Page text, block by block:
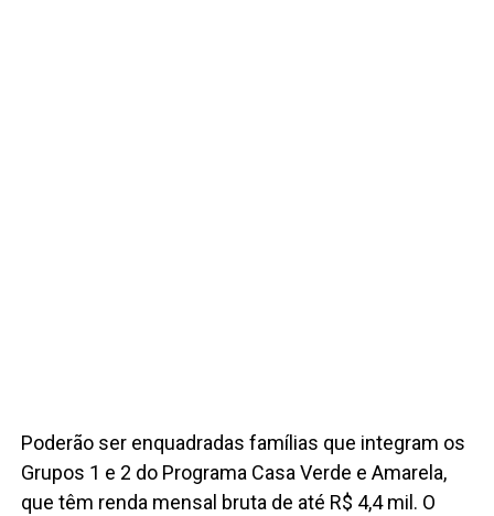
Poderão ser enquadradas famílias que integram os
Grupos 1 e 2 do Programa Casa Verde e Amarela,
que têm renda mensal bruta de até R$ 4,4 mil. O